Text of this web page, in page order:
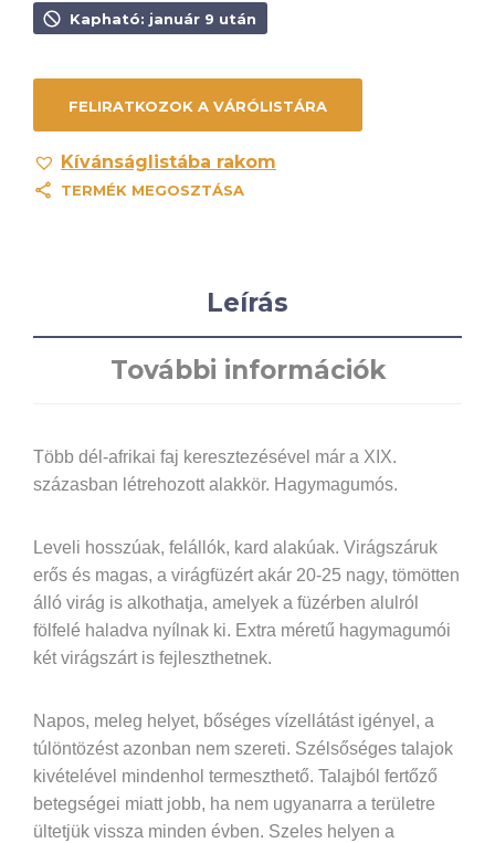
Kapható: január 9 után
Kívánságlistába rakom
TERMÉK MEGOSZTÁSA
Leírás
További információk
Több dél-afrikai faj keresztezésével már a XIX.
százasban létrehozott alakkör. Hagymagumós.
Leveli hosszúak, felállók, kard alakúak. Virágszáruk
erős és magas, a virágfüzért akár 20-25 nagy, tömötten
álló virág is alkothatja, amelyek a füzérben alulról
fölfelé haladva nyílnak ki. Extra méretű hagymagumói
két virágszárt is fejleszthetnek.
Napos, meleg helyet, bőséges vízellátást igényel, a
túlöntözést azonban nem szereti. Szélsőséges talajok
kivételével mindenhol termeszthető. Talajból fertőző
betegségei miatt jobb, ha nem ugyanarra a területre
ültetjük vissza minden évben. Szeles helyen a